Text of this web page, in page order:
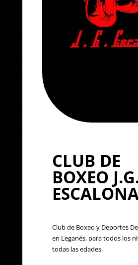
CLUB DE
BOXEO
Club de Boxeo y Deportes
en Leganés, para todos los
todas las edades.